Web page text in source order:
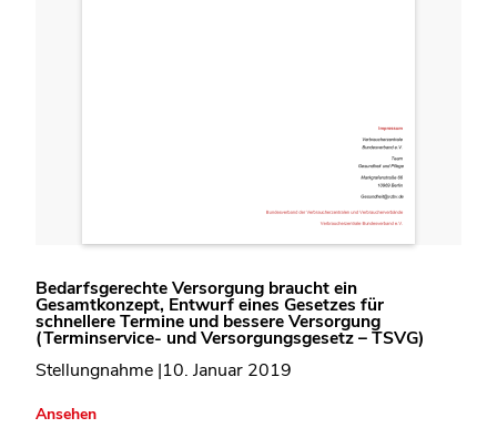
Bedarfsgerechte Versorgung braucht ein
Gesamtkonzept, Entwurf eines Gesetzes für
schnellere Termine und bessere Versorgung
(Terminservice- und Versorgungsgesetz – TSVG)
Stellungnahme |10. Januar 2019
Ansehen